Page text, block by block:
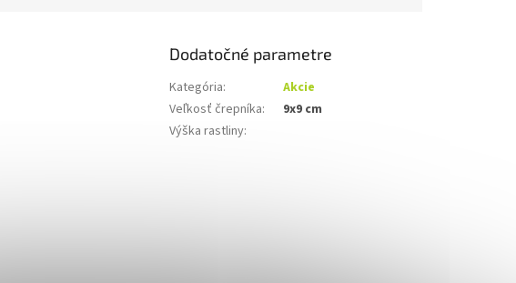
Dodatočné parametre
Kategória:
Akcie
Veľkosť črepníka:
9x9 cm
Výška rastliny: